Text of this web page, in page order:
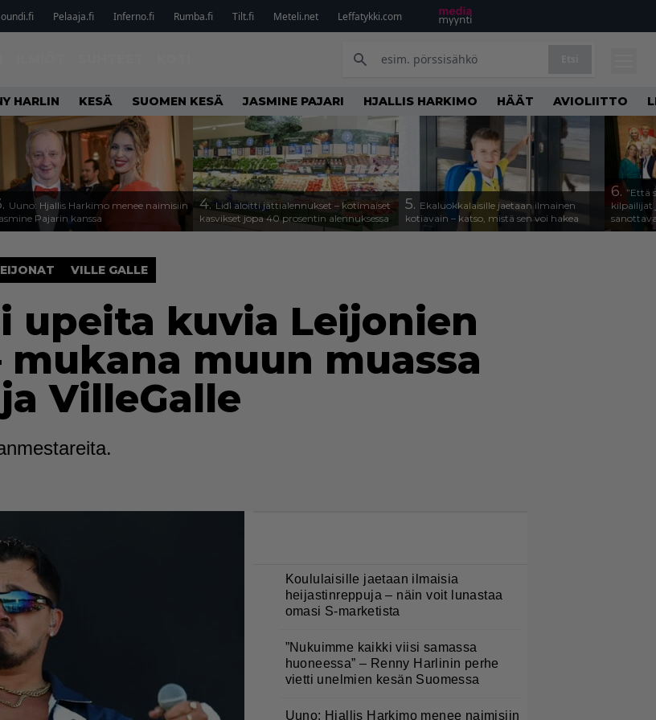
Pelaaja.fi Inferno.fi Rumba.fi Tilt.fi Meteli.net Leffatykki.com
HARLIN KESÄ SUOMEN KESÄ JASMINE PAJARI HJALLIS HARKIMO HÄÄT AVIOLIITTO
Uuno: Hjallis Harkimo menee naimisiin
Pajarin kanssa
4. Lidl aloitti jättialennukset – kotimaiset
kasvikset jopa 40 prosentin alennuksessa
5. Ekaluokkalaisille jaetaan ilmainen
kotiavain – katso, mistä sen voi hakea
6. ”Että
kilpailijat
VILLE GALLE
upeita kuvia Leijonien
muun muassa
VilleGalle
Koululaisille jaetaan ilmaisia
heijastinreppuja – näin voit lunastaa
omasi S-marketista
”Nukuimme kaikki viisi samassa
huoneessa” – Renny Harlinin perhe
vietti unelmien kesän Suomessa
Uuno: Hjallis Harkimo menee naimisiin